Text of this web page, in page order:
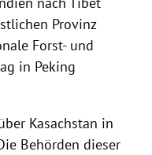
Provinz
Forst- und
in Peking
Kasachstan in
Behörden dieser